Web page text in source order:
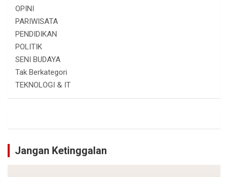
OPINI
PARIWISATA
PENDIDIKAN
POLITIK
SENI BUDAYA
Tak Berkategori
TEKNOLOGI & IT
Jangan Ketinggalan